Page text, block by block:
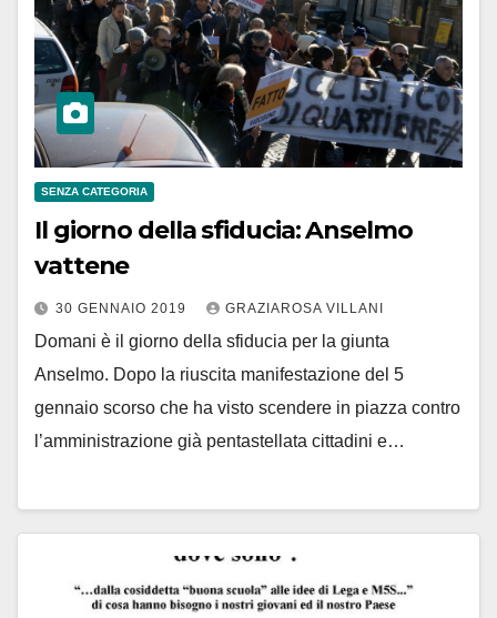
SENZA CATEGORIA
Il giorno della sfiducia: Anselmo
vattene
30 GENNAIO 2019 GRAZIAROSA VILLANI
Domani è il giorno della sfiducia per la giunta
Anselmo. Dopo la riuscita manifestazione del 5
gennaio scorso che ha visto scendere in piazza contro
l’amministrazione già pentastellata cittadini e…